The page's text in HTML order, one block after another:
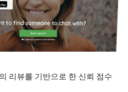
리뷰를 기반으로 한 신뢰 점수